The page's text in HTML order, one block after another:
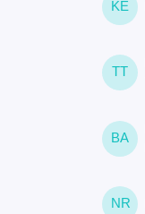
KE
TT
BA
NR